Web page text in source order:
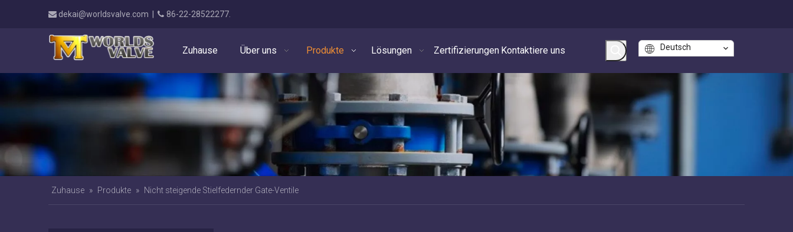
 dekai@worldsvalve.com  86-22-28522277.
Zuhause Über uns Produkte Lösungen Zertifizierungen Kontaktiere uns Deutsch
Zuhause » Produkte » Nicht steigende Stielfedernder Gate-Ventile